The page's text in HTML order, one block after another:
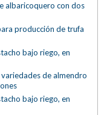
albaricoquero con dos
producción de trufa
bajo riego, en
de almendro
bajo riego, en